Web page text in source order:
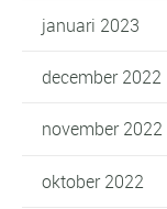
januari 2023
december 2022
november 2022
oktober 2022